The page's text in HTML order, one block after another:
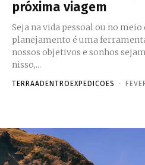
próxima viagem
Seja na vida pessoal ou no
planejamento é uma
nossos objetivos e sonhos
nisso,...
TERRAADENTROEXPEDICOES -